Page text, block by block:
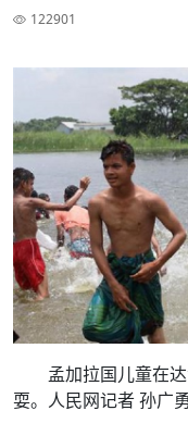
122901
孟加拉国儿童在
耍。人民网记者 孙广